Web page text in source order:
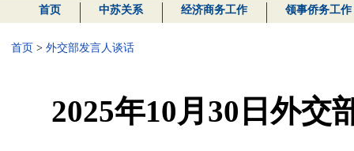
首页 中苏关系 经济商务工作 领事侨务工作
首页 > 外交部发言人谈话
2025年10月30日外交